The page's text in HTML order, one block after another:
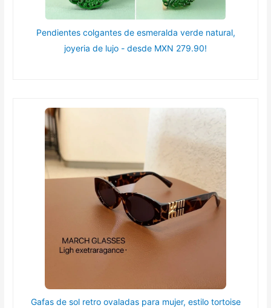
Pendientes colgantes de esmeralda verde natural,
joyeria de lujo - desde MXN 279.90!
Gafas de sol retro ovaladas para mujer, estilo tortoise